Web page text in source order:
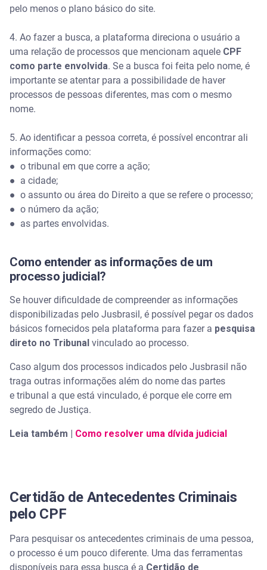
pelo menos o plano básico do site.
4. Ao fazer a busca, a plataforma direciona o usuário a
uma relação de processos que mencionam aquele CPF
como parte envolvida. Se a busca foi feita pelo nome, é
importante se atentar para a possibilidade de haver
processos de pessoas diferentes, mas com o mesmo
nome.
5. Ao identificar a pessoa correta, é possível encontrar ali
informações como:
● o tribunal em que corre a ação;
● a cidade;
● o assunto ou área do Direito a que se refere o processo;
● o número da ação;
● as partes envolvidas.
Como entender as informações de um
processo judicial?
Se houver dificuldade de compreender as informações
disponibilizadas pelo Jusbrasil, é possível pegar os dados
básicos fornecidos pela plataforma para fazer a pesquisa
direto no Tribunal vinculado ao processo.
Caso algum dos processos indicados pelo Jusbrasil não
traga outras informações além do nome das partes
e tribunal a que está vinculado, é porque ele corre em
segredo de Justiça.
Leia também | Como resolver uma dívida judicial
Certidão de Antecedentes Criminais
pelo CPF
Para pesquisar os antecedentes criminais de uma pessoa,
o processo é um pouco diferente. Uma das ferramentas
disponíveis para essa busca é a Certidão de